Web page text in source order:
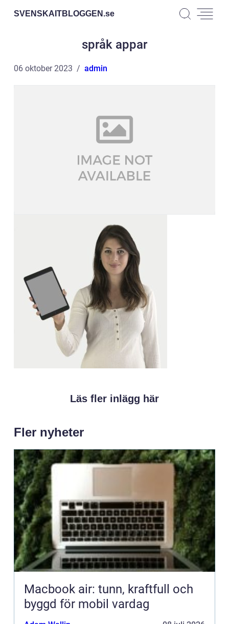
SVENSKAITBLOGGEN.se
språk appar
06 oktober 2023 admin
Läs fler inlägg här
Fler nyheter
Macbook air: tunn, kraftfull och
byggd för mobil vardag